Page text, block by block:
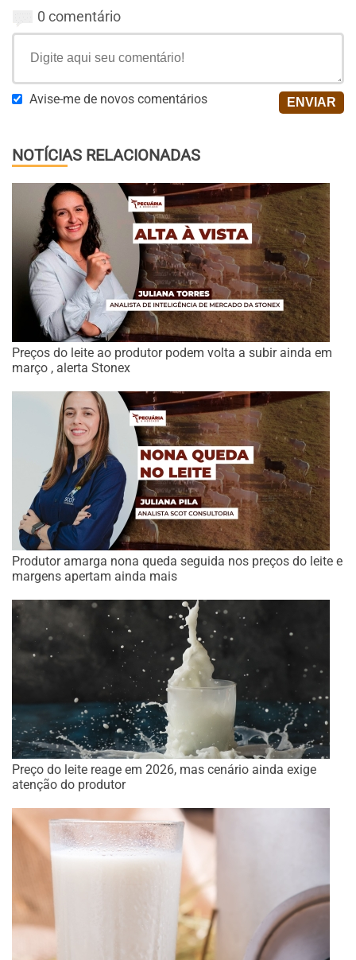
0 comentário
Avise-me de novos comentários
NOTÍCIAS RELACIONADAS
Preços do leite ao produtor podem volta a subir ainda em
março , alerta Stonex
Produtor amarga nona queda seguida nos preços do leite e
margens apertam ainda mais
Preço do leite reage em 2026, mas cenário ainda exige
atenção do produtor